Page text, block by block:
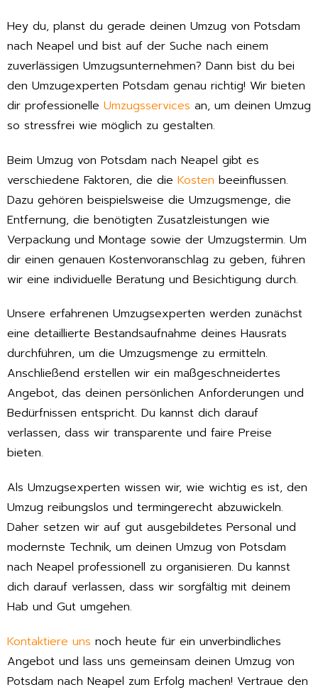
Hey du, planst du gerade deinen Umzug von Potsdam
nach Neapel und bist auf der Suche nach einem
zuverlässigen Umzugsunternehmen? Dann bist du bei
den Umzugexperten Potsdam genau richtig! Wir bieten
dir professionelle Umzugsservices an, um deinen Umzug
so stressfrei wie möglich zu gestalten.
Beim Umzug von Potsdam nach Neapel gibt es
verschiedene Faktoren, die die Kosten beeinflussen.
Dazu gehören beispielsweise die Umzugsmenge, die
Entfernung, die benötigten Zusatzleistungen wie
Verpackung und Montage sowie der Umzugstermin. Um
dir einen genauen Kostenvoranschlag zu geben, führen
wir eine individuelle Beratung und Besichtigung durch.
Unsere erfahrenen Umzugsexperten werden zunächst
eine detaillierte Bestandsaufnahme deines Hausrats
durchführen, um die Umzugsmenge zu ermitteln.
Anschließend erstellen wir ein maßgeschneidertes
Angebot, das deinen persönlichen Anforderungen und
Bedürfnissen entspricht. Du kannst dich darauf
verlassen, dass wir transparente und faire Preise
bieten.
Als Umzugsexperten wissen wir, wie wichtig es ist, den
Umzug reibungslos und termingerecht abzuwickeln.
Daher setzen wir auf gut ausgebildetes Personal und
modernste Technik, um deinen Umzug von Potsdam
nach Neapel professionell zu organisieren. Du kannst
dich darauf verlassen, dass wir sorgfältig mit deinem
Hab und Gut umgehen.
Kontaktiere uns noch heute für ein unverbindliches
Angebot und lass uns gemeinsam deinen Umzug von
Potsdam nach Neapel zum Erfolg machen! Vertraue den